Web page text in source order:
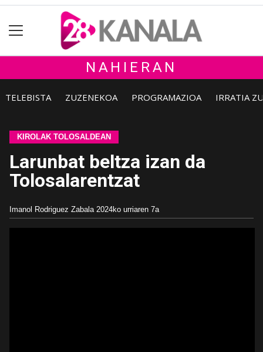
NAHIERAN
TELEBISTA ZUZENEKOA PROGRAMAZIOA IRRATIA
KIROLAK TOLOSALDEAN
Larunbat beltza izan da
Tolosalarentzat
Imanol Rodriguez Zabala 2024ko urriaren 7a